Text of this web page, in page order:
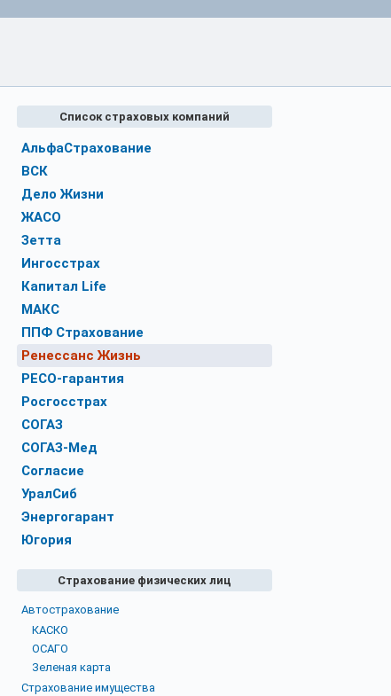
Список страховых компаний
АльфаСтрахование
ВСК
Дело Жизни
ЖАСО
Зетта
Ингосстрах
Капитал Life
МАКС
ППФ Страхование
Ренессанс Жизнь
РЕСО-гарантия
Росгосстрах
СОГАЗ
СОГАЗ-Мед
Согласие
УралСиб
Энергогарант
Югория
Страхование физических лиц
Автострахование
КАСКО
ОСАГО
Зеленая карта
Страхование имущества